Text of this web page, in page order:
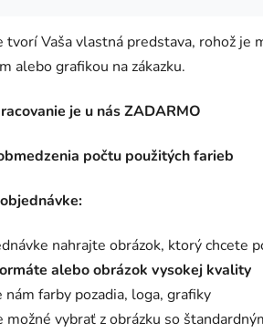
tvorí Vaša vlastná predstava, rohož
alebo grafikou na zákazku.
je u nás ZADARMO
počtu použitých farieb
nahrajte obrázok, ktorý chcete
alebo obrázok vysokej kvality
nám farby pozadia, loga, grafiky
možné vybrať z obrázku so